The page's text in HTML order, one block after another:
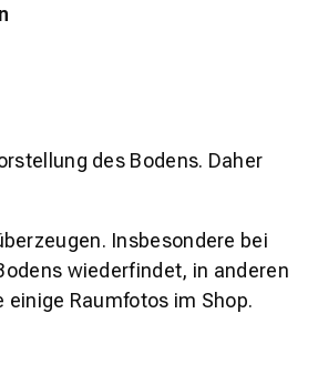
des Bodens. Daher
Insbesondere bei
wiederfindet, in anderen
Raumfotos im Shop.